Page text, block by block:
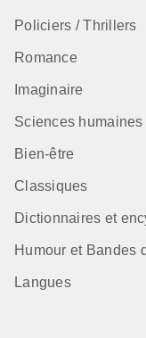
Policiers / Thrillers
Romance
Imaginaire
Sciences humaines
Bien-être
Classiques
Dictionnaires et
Humour et Bandes
Langues